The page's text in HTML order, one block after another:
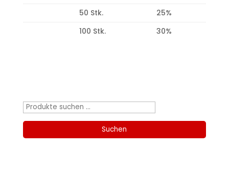
50 Stk.
25%
100 Stk.
30%
Suchen
Suchen